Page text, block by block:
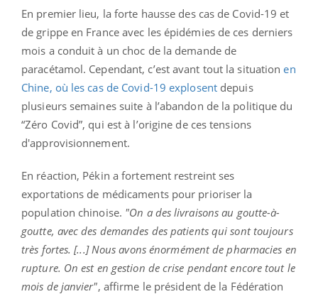
En premier lieu, la forte hausse des cas de Covid-19 et
de grippe en France avec les épidémies de ces derniers
mois a conduit à un choc de la demande de
paracétamol. Cependant, c’est avant tout la situationen
Chine, où les cas de Covid-19 explosentdepuis
plusieurs semaines suite à l’abandon de la politique du
“Zéro Covid”, qui est à l’origine de ces tensions
d'approvisionnement.
En réaction, Pékin a fortement restreint ses
exportations de médicaments pour prioriser la
population chinoise. "On a des livraisons au goutte-à-
goutte, avec des demandes des patients qui sont toujours
très fortes. [...] Nous avons énormément de pharmacies en
rupture. On est en gestion de crise pendant encore tout le
mois de janvier", affirme le président de la Fédération